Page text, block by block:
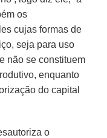
os
cujas formas de
seja para uso
não se constituem
enquanto
do capital
o